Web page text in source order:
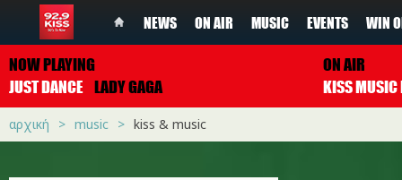
NEWS ON AIR MUSIC EVENTS WIN
NOW PLAYING
JUST DANCE LADY GAGA
ON AIR
αρχική music kiss & music